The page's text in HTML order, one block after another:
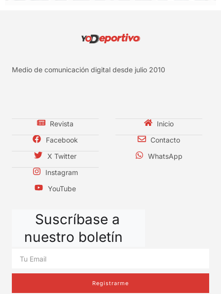
Medio de comunicación digital desde julio 2010
Revista
Facebook
X Twitter
Instagram
YouTube
Inicio
Contacto
WhatsApp
Suscríbase a
nuestro boletín
Registrarme